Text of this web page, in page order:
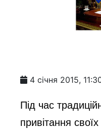
4 січня 2015,
Під час
привітання